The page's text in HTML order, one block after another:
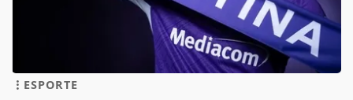
ESPORTE